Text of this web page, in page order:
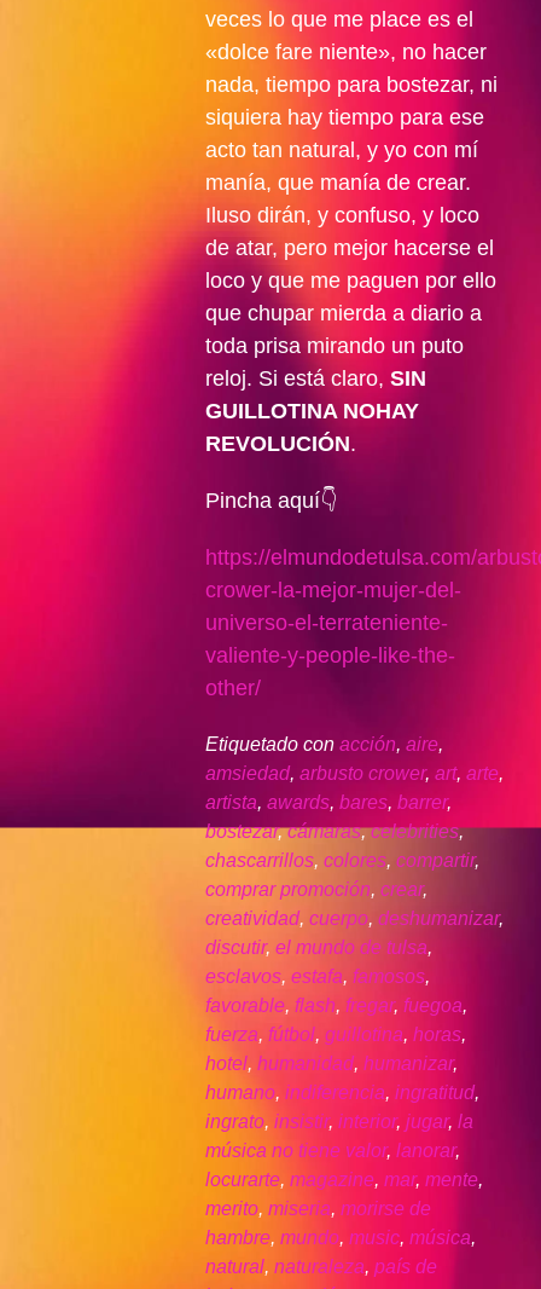
veces lo que me place es el
«dolce fare niente», no hacer
nada, tiempo para bostezar, ni
siquiera hay tiempo para ese
acto tan natural, y yo con mí
manía, que manía de crear.
Iluso dirán, y confuso, y loco
de atar, pero mejor hacerse el
loco y que me paguen por ello
que chupar mierda a diario a
toda prisa mirando un puto
reloj. Si está claro, SIN
GUILLOTINA NOHAY
REVOLUCIÓN.
Pincha aquí👇
https://elmundodetulsa.com/
crower-la-mejor-mujer-del-
universo-el-terrateniente-
valiente-y-people-like-the-
other/
Etiquetado con acción, aire,
amsiedad, arbusto crower, art, arte,
artista, awards, bares, barrer,
bostezar,cámaras,celebrities,
chascarrillos, colores, compartir,
comprar promoción, crear,
creatividad, cuerpo, deshumanizar,
discutir, el mundo de tulsa,
esclavos, estafa, famosos,
favorable, flash, fregar, fuegoa,
fuerza, fútbol, guillotina, horas,
hotel, humanidad, humanizar,
humano, indiferencia, ingratitud,
ingrato, insistir, interior, jugar, la
música no tiene valor, lanorar,
locurarte, magazine, mar, mente,
merito, miseria, morirse de
hambre, mundo, music, música,
natural, naturaleza, país de